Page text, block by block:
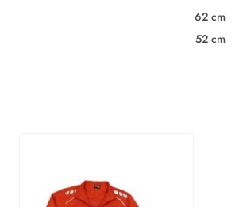
62 cm
52 cm